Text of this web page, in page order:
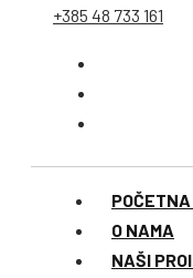
+385 48 733 161
O NAMA
NAŠI